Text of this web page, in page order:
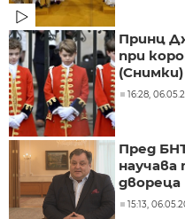
Принц
при
(Снимки)
16:28,
Пред
двореца
15:13,